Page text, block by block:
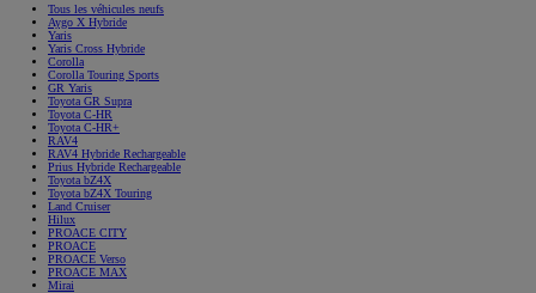
Tous les véhicules neufs
Aygo X Hybride
Yaris
Yaris Cross Hybride
Corolla
Corolla Touring Sports
GR Yaris
Toyota GR Supra
Toyota C-HR
Toyota C-HR+
RAV4
RAV4 Hybride Rechargeable
Prius Hybride Rechargeable
Toyota bZ4X
Toyota bZ4X Touring
Land Cruiser
Hilux
PROACE CITY
PROACE
PROACE Verso
PROACE MAX
Mirai